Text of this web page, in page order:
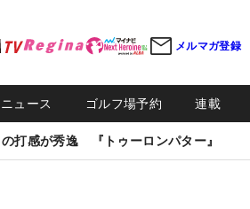
メルマガ登録
ュース ゴルフ場予約 連載
打感が秀逸 『トゥーロンパター』